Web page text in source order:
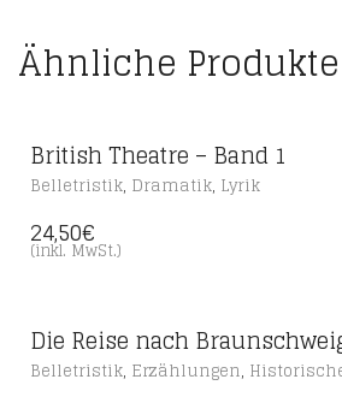
Ähnliche Produkte
British Theatre – Band 1
Belletristik, Dramatik, Lyrik
24,50€
(inkl. MwSt.)
Die Reise nach
Belletristik, Erzählungen,